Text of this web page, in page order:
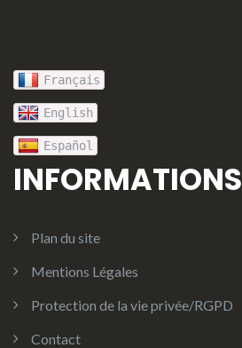
Français
English
Español
INFORMATIONS
Plan du site
Mentions Légales
Protection de la vie privée/RGPD
Contact